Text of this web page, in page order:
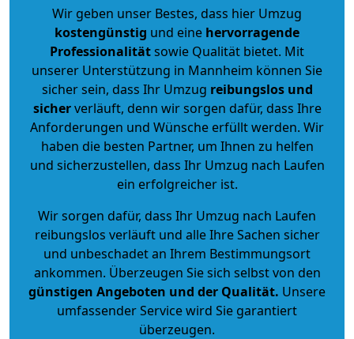
Wir geben unser Bestes, dass hier Umzug
kostengünstig und eine hervorragende
Professionalitätsowie Qualität bietet. Mit
unserer Unterstützung in Mannheim können Sie
sicher sein, dass Ihr Umzug reibungslos und
sicherverläuft, denn wir sorgen dafür, dass Ihre
Anforderungen und Wünsche erfüllt werden. Wir
haben die besten Partner, um Ihnen zu helfen
und sicherzustellen, dass Ihr Umzug nach Laufen
ein erfolgreicher ist.
Wir sorgen dafür, dass Ihr Umzug nach Laufen
reibungslos verläuft und alle Ihre Sachen sicher
und unbeschadet an Ihrem Bestimmungsort
ankommen. Überzeugen Sie sich selbst von den
günstigen Angeboten und der Qualität. Unsere
umfassender Service wird Sie garantiert
überzeugen.